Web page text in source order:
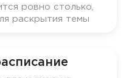
ровно столько,
раскрытия темы